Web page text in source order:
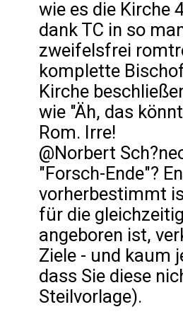
wie es die Kirche
dank TC in so
zweifelsfrei
komplette
Kirche
wie "Äh, das
Rom. Irre!
@Norbert
"Forsch-Ende"?
vorherbestimmt
für die
angeboren ist,
Ziele - und kaum
dass Sie diese
Steilvorlage).